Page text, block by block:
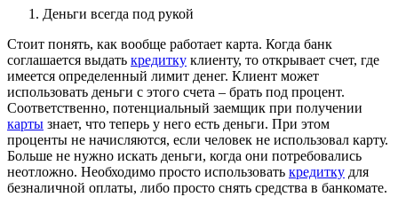
Деньги всегда под рукой
Стоит понять, как вообще работает карта. Когда банк
соглашается выдать кредитку клиенту, то открывает счет, где
имеется определенный лимит денег. Клиент может
использовать деньги с этого счета – брать под процент.
Соответственно, потенциальный заемщик при получении
карты знает, что теперь у него есть деньги. При этом
проценты не начисляются, если человек не использовал карту.
Больше не нужно искать деньги, когда они потребовались
неотложно. Необходимо просто использовать кредитку для
безналичной оплаты, либо просто снять средства в банкомате.